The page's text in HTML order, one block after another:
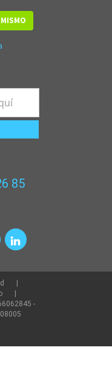
85
-